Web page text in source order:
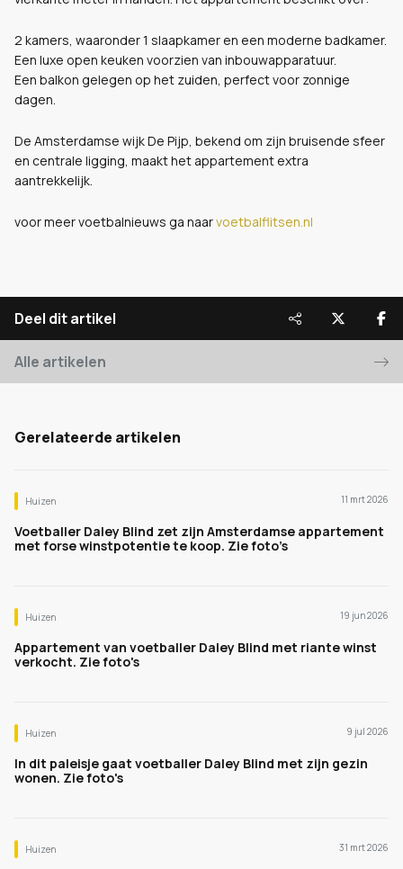
2 kamers, waaronder 1 slaapkamer en een moderne badkamer.
Een luxe open keuken voorzien van inbouwapparatuur.
Een balkon gelegen op het zuiden, perfect voor zonnige
dagen.
De Amsterdamse wijk De Pijp, bekend om zijn bruisende sfeer
en centrale ligging, maakt het appartement extra
aantrekkelijk.
voor meer voetbalnieuws ga naarvoetbalflitsen.nl
Deel dit artikel
Alle artikelen
Gerelateerde artikelen
Huizen 11 mrt 2026
Voetballer Daley Blind zet zijn Amsterdamse appartement
met forse winstpotentie te koop. Zie foto’s
Huizen 19 jun 2026
Appartement van voetballer Daley Blind met riante winst
verkocht. Zie foto's
Huizen 9 jul 2026
In dit paleisje gaat voetballer Daley Blind met zijn gezin
wonen. Zie foto's
Huizen 31 mrt 2026